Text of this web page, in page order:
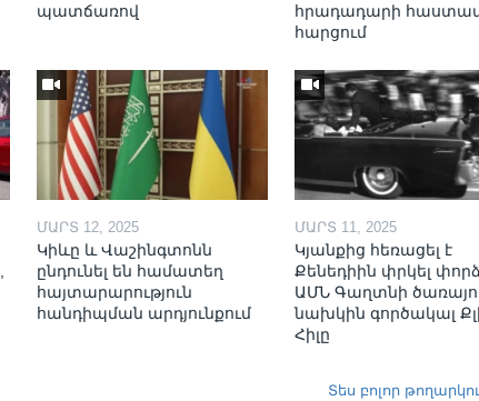
պատճառով
հրադադարի
հարցում
ՄԱՐՏ 12, 2025
Կիևը և Վաշինգտոնն
ընդունել են համատեղ
հայտարարություն
հանդիպման արդյունքում
ՄԱՐՏ 11, 2025
Կյանքից հեռացել է
Քենեդիին փրկել
ԱՄՆ Գաղտնի
նախկին գործակալ
Հիլը
Տես բոլոր